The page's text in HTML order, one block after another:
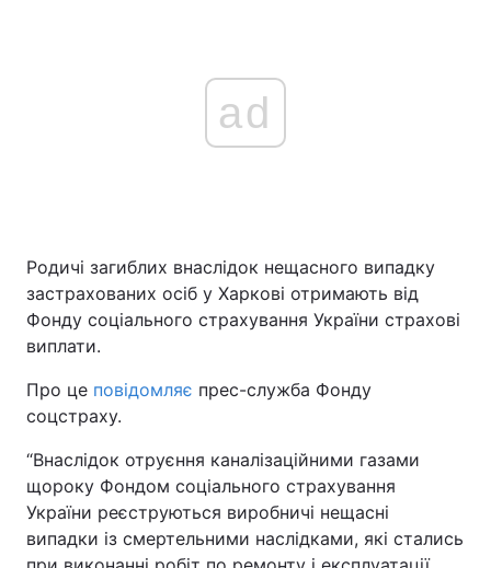
ad
Родичі загиблих внаслідок нещасного випадку
застрахованих осіб у Харкові отримають від
Фонду соціального страхування України страхові
виплати.
Про це повідомляє прес-служба Фонду
соцстраху.
“Внаслідок отруєння каналізаційними газами
щороку Фондом соціального страхування
України реєструються виробничі нещасні
випадки із смертельними наслідками, які стались